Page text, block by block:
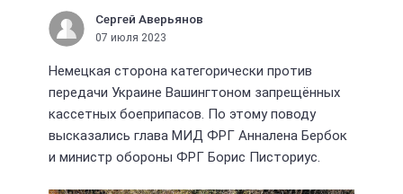
Сергей Аверьянов
07 июля 2023
Немецкая сторона категорически против
передачи Украине Вашингтоном запрещённых
кассетных боеприпасов. По этому поводу
высказались глава МИД ФРГ Анналена Бербок
и министр обороны ФРГ Борис Писториус.